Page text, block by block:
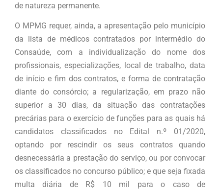
de natureza permanente.
O MPMG requer, ainda, a apresentação pelo município
da lista de médicos contratados por intermédio do
Consaúde, com a individualização do nome dos
profissionais, especializações, local de trabalho, data
de início e fim dos contratos, e forma de contratação
diante do consórcio; a regularização, em prazo não
superior a 30 dias, da situação das contratações
precárias para o exercício de funções para as quais há
candidatos classificados no Edital n.º 01/2020,
optando por rescindir os seus contratos quando
desnecessária a prestação do serviço, ou por convocar
os classificados no concurso público; e que seja fixada
multa diária de R$ 10 mil para o caso de